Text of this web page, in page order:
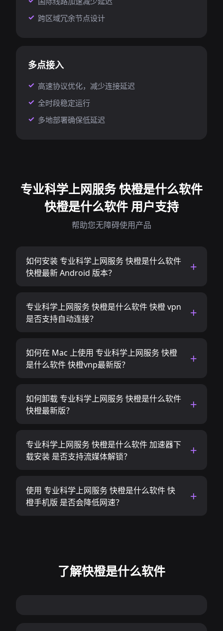
跨区域冗余节点设计
多点接入
高速协议优化，减少连接延迟
全时段稳定运行
多地部署确保低延迟
专业科学上网服务 快橙是什么软件
快橙是什么软件 用户支持
帮助您无障碍使用产品
如何安装 专业科学上网服务 快橙是什么软件
快橙最新 Android 版本？
专业科学上网服务 快橙是什么软件 快橙 vpn
是否支持自动连接？
如何在 Mac 上使用 专业科学上网服务 快橙
是什么软件 快橙vnp最新版？
如何卸载 专业科学上网服务 快橙是什么软件
快橙最新版？
专业科学上网服务 快橙是什么软件 加速器下
载安装 是否支持流媒体解锁？
使用 专业科学上网服务 快橙是什么软件 快
橙手机版 是否会降低网速？
了解快橙是什么软件